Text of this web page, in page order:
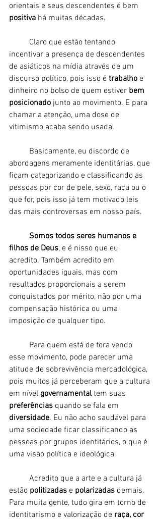
orientais e seus descendentes é bem
positiva há muitas décadas.
incentivar a presença de descendentes
de asiáticos na mídia através de um
discurso político, pois isso é trabalho e
dinheiro no bolso de quem estiver bem
posicionado junto ao movimento. E para
chamar a atenção, uma dose de
vitimismo acaba sendo usada.
abordagens meramente identitárias, que
ficam categorizando e classificando as
pessoas por cor de pele, sexo, raça ou o
que for, pois isso já tem motivado leis
das mais controversas em nosso país.
Somos todos seres humanos e
filhos de Deus, e é nisso que eu
acredito. Também acredito em
oportunidades iguais, mas com
resultados proporcionais a serem
conquistados por mérito, não por uma
compensação histórica ou uma
imposição de qualquer tipo.
esse movimento, pode parecer uma
atitude de sobrevivência mercadológica,
pois muitos já perceberam que a cultura
em nível governamental tem suas
preferências quando se fala em
diversidade. Eu não acho saudável para
uma sociedade ficar classificando as
pessoas por grupos identitários, o que é
uma visão política e ideológica.
estão politizadas e polarizadas demais.
Para muita gente, tudo gira em torno de
identitarismo e valorização de raça, cor